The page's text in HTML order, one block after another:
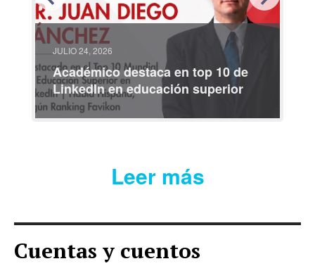
JULIO 24, 2026
Académico destaca en top 10 de
LinkedIn en educación superior
Leer más
Cuentas y cuentos